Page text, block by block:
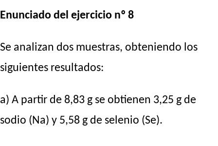
Enunciado del ejercicio nº 8
Se analizan dos muestras, obteniendo los
siguientes resultados:
a) A partir de 8,83 g se obtienen 3,25 g de
sodio (Na) y 5,58 g de selenio (Se).